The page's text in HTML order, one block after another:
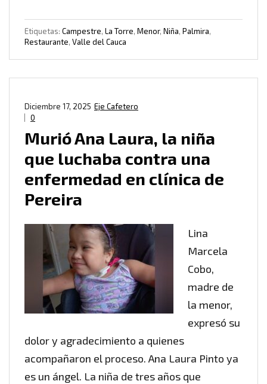
Etiquetas: Campestre, La Torre, Menor, Niña, Palmira,
Restaurante, Valle del Cauca
Eje Cafetero
Diciembre 17, 2025
0
Murió Ana Laura, la niña
que luchaba contra una
enfermedad en clínica de
Pereira
Lina
Marcela
Cobo,
madre de
la menor,
expresó su
dolor y agradecimiento a quienes
acompañaron el proceso. Ana Laura Pinto ya
es un ángel. La niña de tres años que